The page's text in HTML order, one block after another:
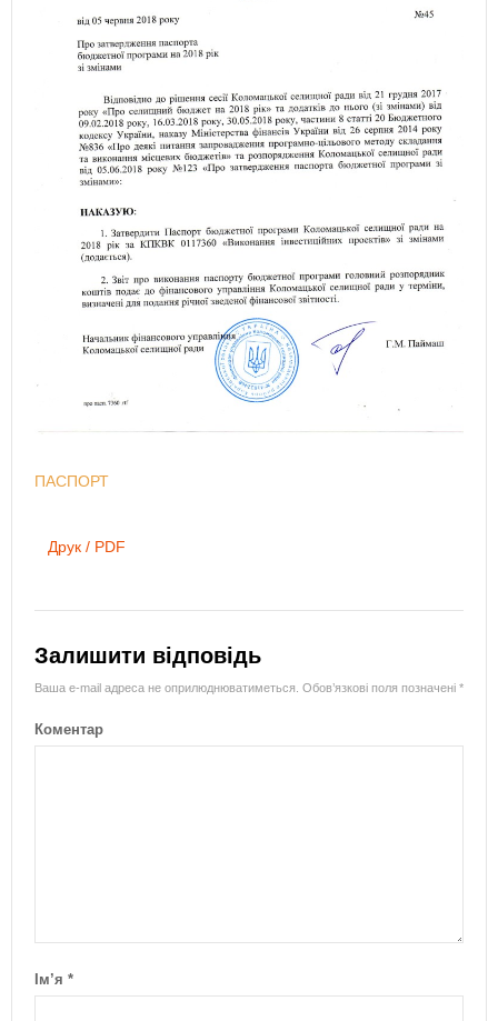
ПАСПОРТ
Друк / PDF
Залишити відповідь
Ваша e-mail адреса не оприлюднюватиметься. Обов’язкові поля позначені *
Коментар
Ім’я *